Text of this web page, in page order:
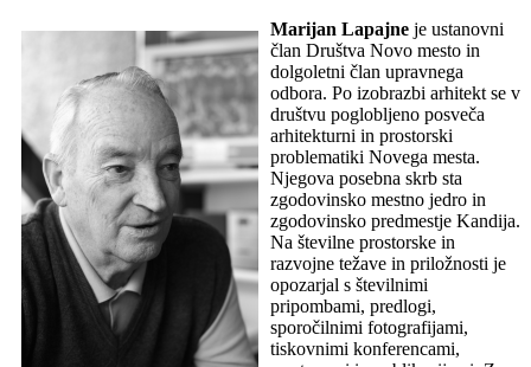
Marijan Lapajne je ustanovni
član Društva Novo mesto in
dolgoletni član upravnega
odbora. Po izobrazbi arhitekt se v
društvu poglobljeno posveča
arhitekturni in prostorski
problematiki Novega mesta.
Njegova posebna skrb sta
zgodovinsko mestno jedro in
zgodovinsko predmestje Kandija.
Na številne prostorske in
razvojne težave in priložnosti je
opozarjal s številnimi
pripombami, predlogi,
sporočilnimi fotografijami,
tiskovnimi konferencami,